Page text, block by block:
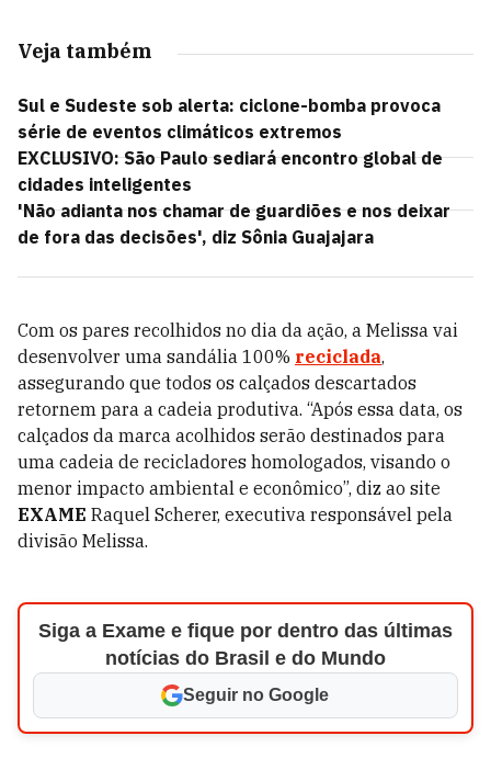
Veja também
Sul e Sudeste sob alerta: ciclone-bomba provoca
série de eventos climáticos extremos
EXCLUSIVO: São Paulo sediará encontro global de
cidades inteligentes
'Não adianta nos chamar de guardiões e nos deixar
de fora das decisões', diz Sônia Guajajara
Com os pares recolhidos no dia da ação, a Melissa vai
desenvolver uma sandália 100% reciclada,
assegurando que todos os calçados descartados
retornem para a cadeia produtiva. “Após essa data, os
calçados da marca acolhidos serão destinados para
uma cadeia de recicladores homologados, visando o
menor impacto ambiental e econômico”, diz ao site
EXAME Raquel Scherer, executiva responsável pela
divisão Melissa.
Siga a Exame e fique por dentro das últimas
notícias do Brasil e do Mundo
Seguir no Google